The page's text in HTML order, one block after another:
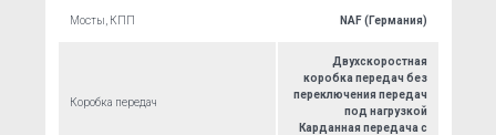
Мосты, КПП NAF (Германия)
Коробка передач
Двухскоростная
коробка передач без
переключения передач
под нагрузкой
Карданная передача с